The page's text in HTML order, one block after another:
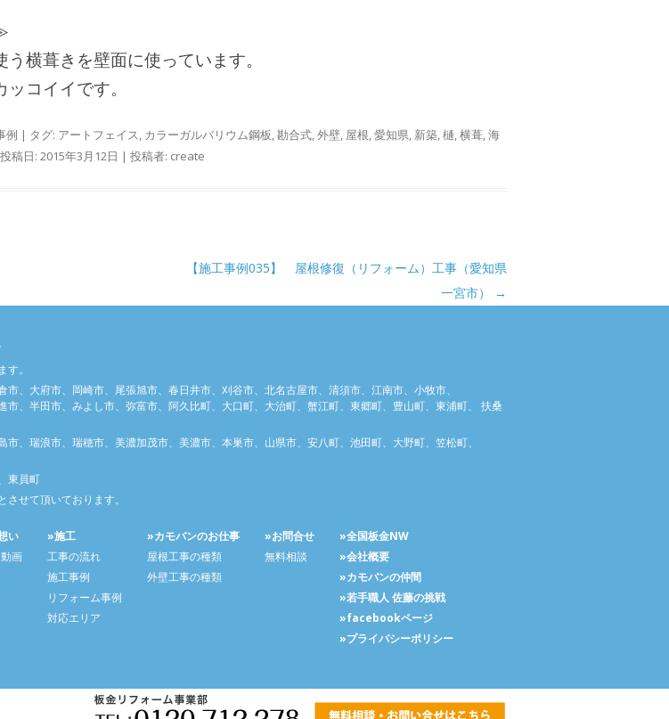
横葺きを壁面に使っています。
コイイです。
例 | タグ: アートフェイス, カラーガルバリウム鋼板,勘合式,外壁, 屋根,愛知県, 新築,樋,横葺,海
稿日: 2015年3月12日 | 投稿者: create
【施工事例035】 屋根修復（リフォーム）工事（愛知県
一宮市）
→
。
、大府市、岡崎市、尾張旭市、春日井市、刈谷市、北名古屋市、清須市、江南市、小牧市、
、半田市、みよし市、弥富市、阿久比町、大口町、大治町、蟹江町、東郷町、豊山町、東浦町、 扶桑
、瑞浪市、瑞穂市、美濃加茂市、美濃市、本巣市、山県市、安八町、池田町、大野町、笠松町、
東員町
せて頂いております。
い
画
»施工
工事の流れ
施工事例
リフォーム事例
対応エリア
»カモバンのお仕事
屋根工事の種類
外壁工事の種類
»お問合せ
無料相談
»全国板金NW
»会社概要
»カモバンの仲間
»若手職人 佐藤の挑戦
»facebookページ
»プライバシーポリシー